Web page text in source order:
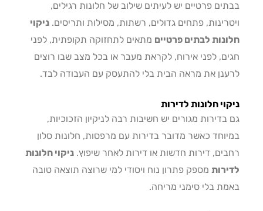
פרטיים יש לעיתים שילוב של חלונות רגילים,
פתחים גדולים, רשתות, מסילות ותריסים.ניקוי
לבתים פרטייםמתאים לתחזוקה תקופתית, לפני
לפני אירוח, לקראת מעבר או בכל מצב שבו רוצים
את מראה הבית בלי להתעסק עם העבודה לבד.
חלונות לדירות
מגורים יש חשיבות רבה לניקיון הזכוכיות,
כאשר מדובר בדירות עם מרפסות, חלונות סלון
דירות חדשות או דירות לאחר שיפוץ.ניקוי חלונות
מספק פתרון נוח ויסודי למי שרוצה תוצאה טובה
בלי סימני מריחה.